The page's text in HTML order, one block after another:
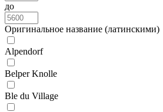
до
Оригинальное название (латинскими)
Alpendorf
Belper Knolle
Ble du Village